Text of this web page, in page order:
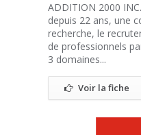
ADDITION 2000
depuis 22 ans, une
recherche, le
de professionnels
3 domaines...
Voir la fiche